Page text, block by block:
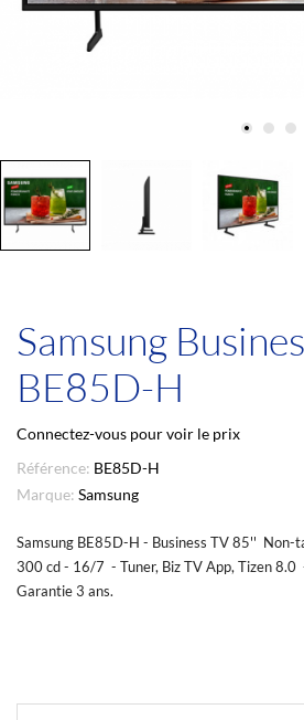
Samsung
BE85D-H
Connectez-vous pour voir le prix
Référence: BE85D-H
Marque: Samsung
Samsung BE85D-H - Business TV 85''
300 cd - 16/7 - Tuner, Biz TV App, Tizen 8.0
Garantie 3 ans.